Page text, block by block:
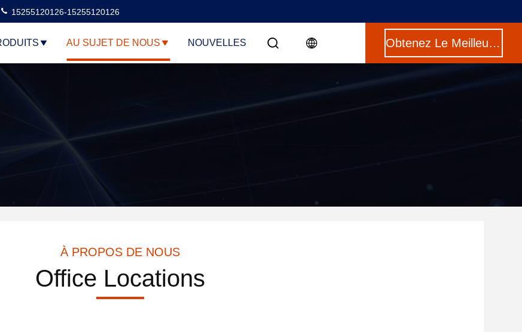
15255120126-15255120126
AU SUJET DE NOUS NOUVELLES Obtenez Le Meilleur Prix
À PROPOS DE NOUS
Office Locations